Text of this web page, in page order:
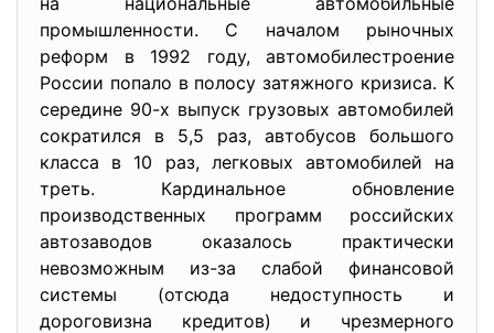
промышленности. С началом рыночных
реформ в 1992 году, автомобилестроение
России попало в полосу затяжного кризиса. К
середине 90-х выпуск грузовых автомобилей
сократился в 5,5 раз, автобусов большого
класса в 10 раз, легковых автомобилей на
треть. Кардинальное обновление
производственных программ российских
автозаводов оказалось практически
невозможным из-за слабой финансовой
системы (отсюда недоступность и
дороговизна кредитов) и чрезмерного